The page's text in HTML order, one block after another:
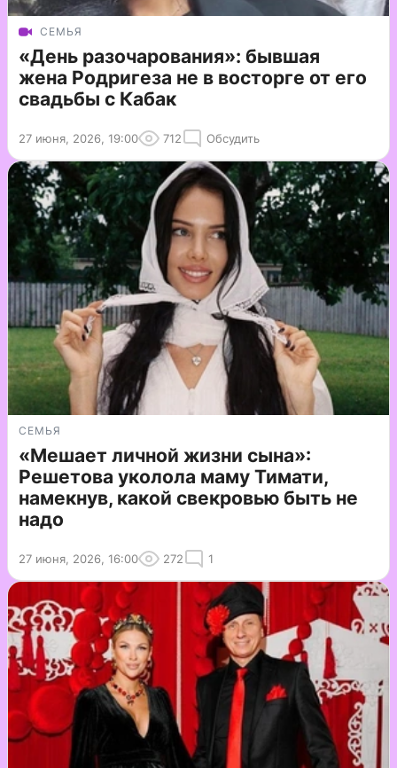
СЕМЬЯ
«День разочарования»: бывшая
жена Родригеза не в восторге от его
свадьбы с Кабак
27 июня, 2026, 19:00 712 Обсудить
СЕМЬЯ
«Мешает личной жизни сына»:
Решетова уколола маму Тимати,
намекнув, какой свекровью быть не
надо
27 июня, 2026, 16:00 272 1